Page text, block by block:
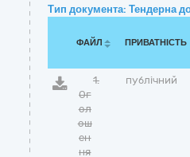
Тип документа: Тендерна
ФАЙЛ ПРИВАТНІСТЬ
1.
Ог
ол
ош
ен
ня
публічний